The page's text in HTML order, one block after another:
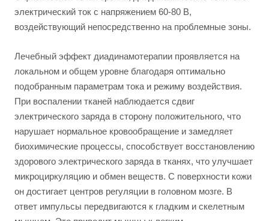
электрический ток с напряжением 60-80 В,
воздействующий непосредственно на проблемные зоны.
Лечебный эффект диадинамотерапии проявляется на
локальном и общем уровне благодаря оптимально
подобранным параметрам тока и режиму воздействия.
При воспалении тканей наблюдается сдвиг
электрического заряда в сторону положительного, что
нарушает нормальное кровообращение и замедляет
биохимические процессы, способствует восстановлению
здорового электрического заряда в тканях, что улучшает
микроциркуляцию и обмен веществ. С поверхности кожи
он достигает центров регуляции в головном мозге. В
ответ импульсы передвигаются к гладким и скелетным